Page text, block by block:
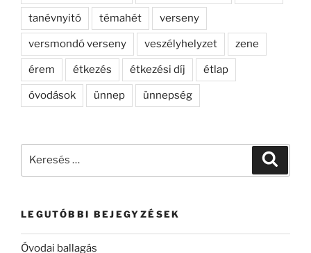
tanévnyitó témahét verseny
versmondó verseny veszélyhelyzet zene
érem étkezés étkezési díj étlap
óvodások ünnep ünnepség
LEGUTÓBBI BEJEGYZÉSEK
Óvodai ballagás